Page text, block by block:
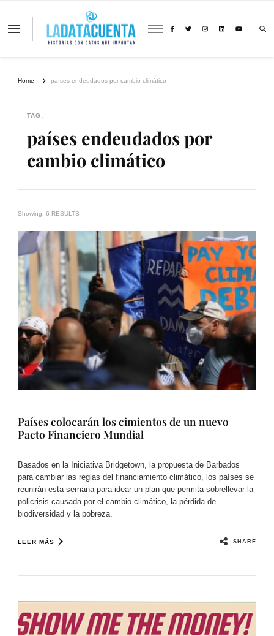
La Data Cuenta es una plataforma
Home países endeudados por cambio climático
TAG:
países endeudados por
cambio climático
Showing: 6 RESULTS
Países colocarán los cimientos de un nuevo
Pacto Financiero Mundial
Basados en la Iniciativa Bridgetown, la propuesta de Barbados
para cambiar las reglas del financiamiento climático, los países se
reunirán esta semana para idear un plan que permita sobrellevar la
policrisis causada por el cambio climático, la pérdida de
biodiversidad y la pobreza.
LEER MÁS SHARE